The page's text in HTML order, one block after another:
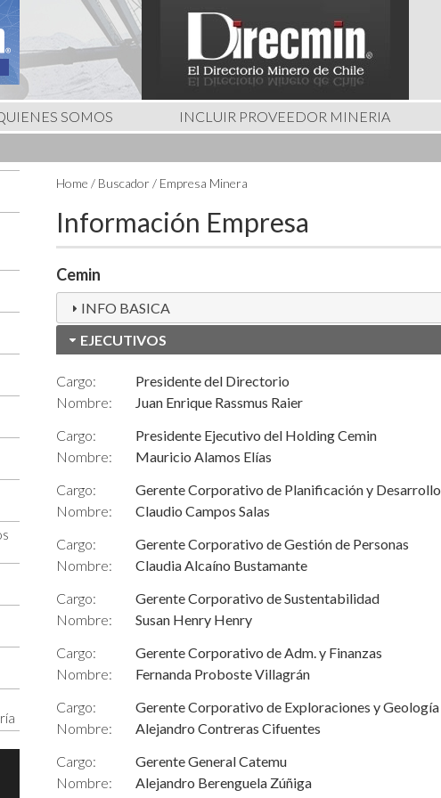
SOMOS INCLUIR PROVEEDOR MINERIA
Home / Buscador / Empresa Minera
Información Empresa
Cemin
INFO BASICA
EJECUTIVOS
Cargo:
Presidente del Directorio
Nombre:
Juan Enrique Rassmus Raier
Cargo:
Presidente Ejecutivo del Holding Cemin
Nombre:
Mauricio Alamos Elías
Cargo:
Gerente Corporativo de Planificación y Desarrollo
Nombre:
Claudio Campos Salas
Cargo:
Gerente Corporativo de Gestión de Personas
Nombre:
Claudia Alcaíno Bustamante
Cargo:
Gerente Corporativo de Sustentabilidad
Nombre:
Susan Henry Henry
Cargo:
Gerente Corporativo de Adm. y Finanzas
Nombre:
Fernanda Proboste Villagrán
Cargo:
Gerente Corporativo de Exploraciones y Geología
Nombre:
Alejandro Contreras Cifuentes
Cargo:
Gerente General Catemu
Nombre:
Alejandro Berenguela Zúñiga